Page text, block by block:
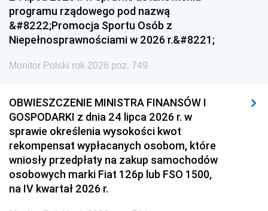
programu rządowego pod nazwą
&#8222;Promocja Sportu Osób z
Niepełnosprawnościami w 2026 r.&#8221;
Monitor Polski rok 2026 poz. 749
OBWIESZCZENIE MINISTRA FINANSÓW I
GOSPODARKI z dnia 24 lipca 2026 r. w
sprawie określenia wysokości kwot
rekompensat wypłacanych osobom, które
wniosły przedpłaty na zakup samochodów
osobowych marki Fiat 126p lub FSO 1500,
na IV kwartał 2026 r.